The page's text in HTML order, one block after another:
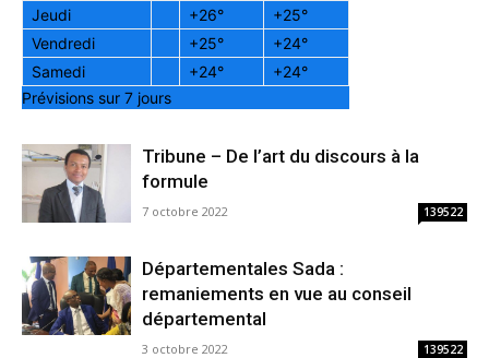
Jeudi
+26° +25°
Vendredi
+25° +24°
Samedi
+24° +24°
Prévisions sur 7 jours
Tribune – De l’art du discours à la
formule
7 octobre 2022 139522
Départementales Sada :
remaniements en vue au conseil
départemental
3 octobre 2022 139522